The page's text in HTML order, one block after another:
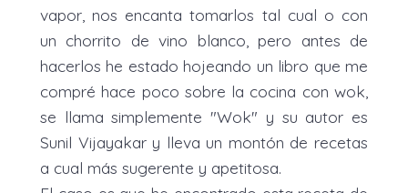
vapor, nos encanta tomarlos tal cual o con
un chorrito de vino blanco, pero antes de
hacerlos he estado hojeando un libro que me
compré hace poco sobre la cocina con wok,
se llama simplemente "Wok" y su autor es
Sunil Vijayakar y lleva un montón de recetas
a cual más sugerente y apetitosa.